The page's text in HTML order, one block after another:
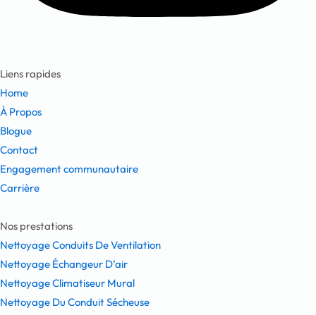
Liens rapides
Home
À Propos
Blogue
Contact
Engagement communautaire
Carrière
Nos prestations
Nettoyage Conduits De Ventilation
Nettoyage Échangeur D’air
Nettoyage Climatiseur Mural
Nettoyage Du Conduit Sécheuse